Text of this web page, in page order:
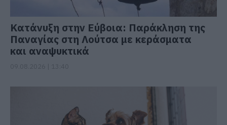
Κατάνυξη στην Εύβοια: Παράκληση της
Παναγίας στη Λούτσα με κεράσματα
και αναψυκτικά